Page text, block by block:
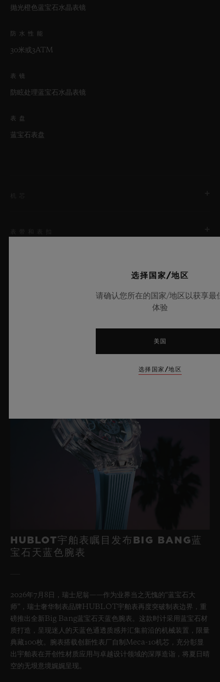
抛光橙色蓝宝石水晶表镜
防水性能
30米或3ATM
表镜
防眩处理蓝宝石水晶表镜
表盘
蓝宝石表盘
透明橙色结构化带衬里橡胶表带
HUBLOT宇舶表瞩目发布BIG BANG蓝
宝石天蓝色腕表
2026年7月8日，瑞士尼翁——作为业界当之无愧的“蓝宝石大
师”，瑞士奢华制表品牌HUBLOT宇舶表再度突破制表边界，重
磅推出全新Big Bang蓝宝石天蓝色腕表。这款时计采用蓝宝石材
质打造，呈现迷人的天蓝色通透质感并汇集前沿的机械装置，限量
典藏100枚。腕表搭载创新性表厂自制Meca-10机芯，充分彰显
出宇舶表在开创性材质应用与卓越设计领域的深厚造诣，将夏日晴
空的无垠意境娓娓呈现。
选择国家/地区
请确认您所在的国家/地区以获享最
体验
美国
选择国家/地区